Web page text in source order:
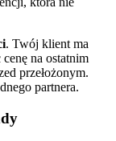
. Twój klient ma
na ostatnim
przełożonym.
partnera.